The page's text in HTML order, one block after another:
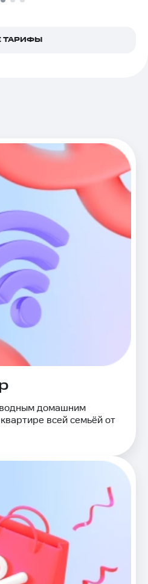
ТАРИФЫ
домашним
всей семьёй от